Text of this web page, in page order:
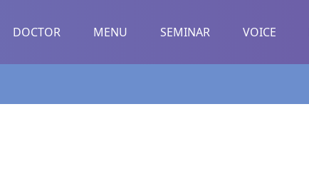
DOCTOR MENU SEMINAR VOICE